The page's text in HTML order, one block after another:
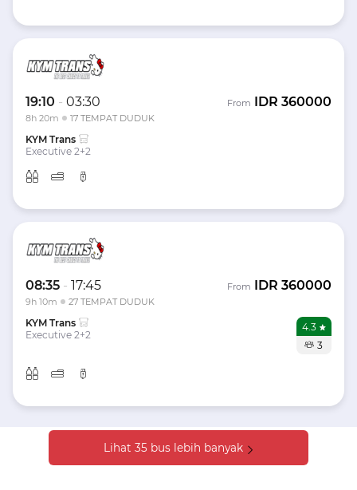
19:10 - 03:30
8h 20m 17 TEMPAT DUDUK
From IDR 360000
KYM Trans
Executive 2+2
08:35 - 17:45
9h 10m 27 TEMPAT DUDUK
From IDR 360000
KYM Trans
Executive 2+2
4.3
3
Lihat 35 bus lebih banyak